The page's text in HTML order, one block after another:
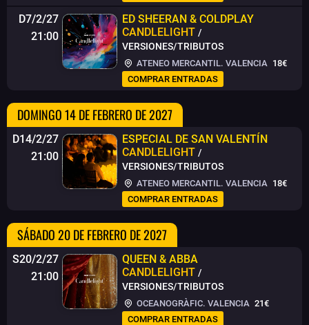
D7/2/27
21:00
ED SHEERAN & COLDPLAY
CANDLELIGHT /
VERSIONES/TRIBUTOS
ATENEO MERCANTIL. VALENCIA 18€
COMPRAR ENTRADAS
DOMINGO 14 DE FEBRERO DE 2027
D14/2/27
21:00
ESPECIAL DE SAN VALENTÍN
CANDLELIGHT /
VERSIONES/TRIBUTOS
ATENEO MERCANTIL. VALENCIA 18€
COMPRAR ENTRADAS
SÁBADO 20 DE FEBRERO DE 2027
S20/2/27
21:00
QUEEN & ABBA
CANDLELIGHT /
VERSIONES/TRIBUTOS
OCEANOGRÀFIC. VALENCIA 21€
COMPRAR ENTRADAS